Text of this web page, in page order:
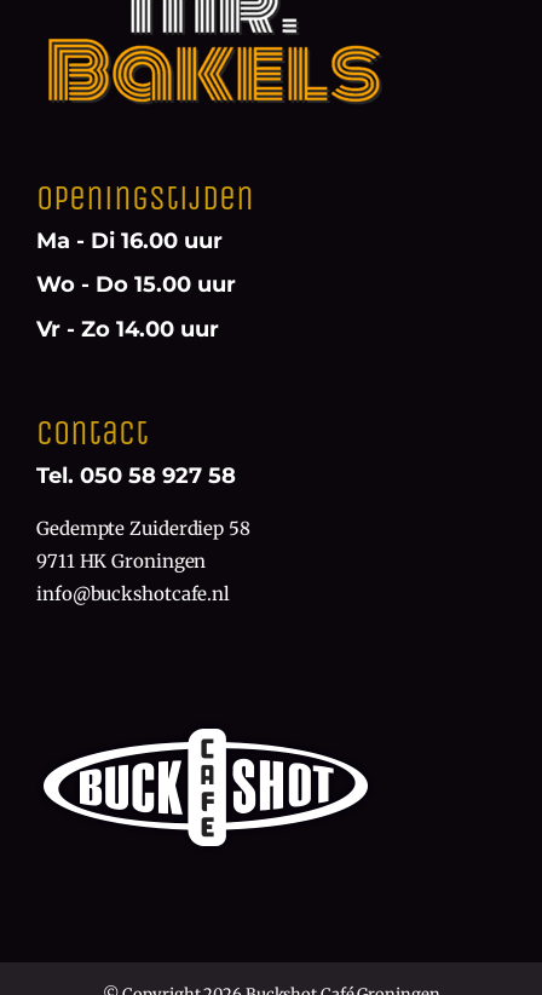
Openingstijden
Ma - Di 16.00 uur
Wo - Do 15.00 uur
Vr - Zo 14.00 uur
Contact
Tel. 050 58 927 58
Gedempte Zuiderdiep 58
9711 HK Groningen
info@buckshotcafe.nl